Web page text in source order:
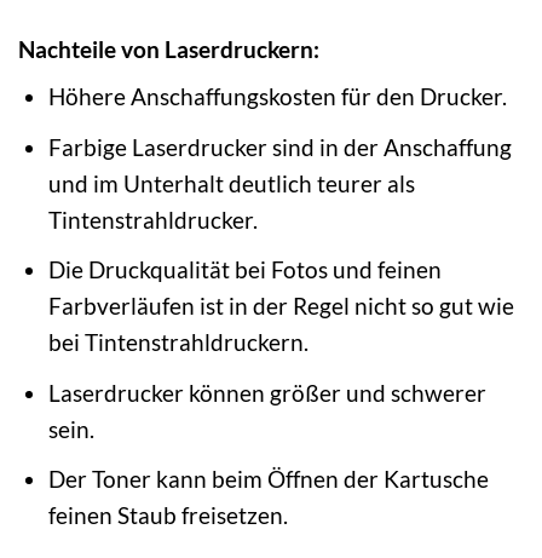
Nachteile von Laserdruckern:
Höhere Anschaffungskosten für den Drucker.
Farbige Laserdrucker sind in der Anschaffung
und im Unterhalt deutlich teurer als
Tintenstrahldrucker.
Die Druckqualität bei Fotos und feinen
Farbverläufen ist in der Regel nicht so gut wie
bei Tintenstrahldruckern.
Laserdrucker können größer und schwerer
sein.
Der Toner kann beim Öffnen der Kartusche
feinen Staub freisetzen.